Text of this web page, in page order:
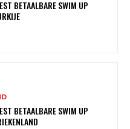
BETAALBARE SWIM UP
BETAALBARE SWIM UP